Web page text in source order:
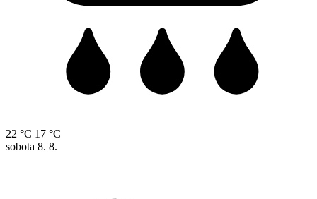
22 °C 17 °C
sobota 8. 8.